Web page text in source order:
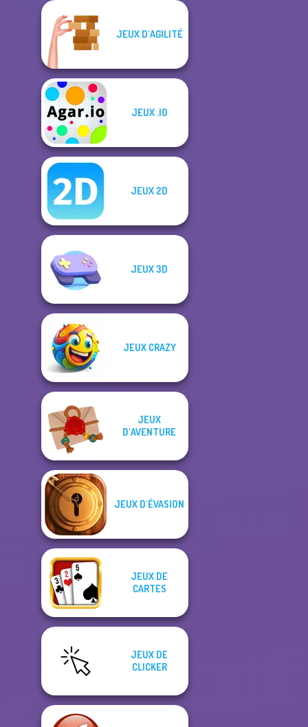
JEUX D'AGILITÉ
JEUX .IO
JEUX 2D
JEUX 3D
JEUX CRAZY
JEUX
D'AVENTURE
JEUX D'ÉVASION
JEUX DE
CARTES
JEUX DE
CLICKER